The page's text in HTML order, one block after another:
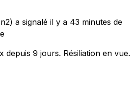
a signalé il y a 43 minutes de
depuis 9 jours. Résiliation en vue.